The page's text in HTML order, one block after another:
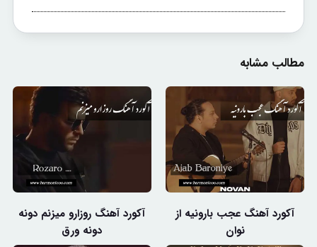
مطالب مشابه
آکورد آهنگ عجب بارونیه از
نوان
آکورد آهنگ روزارو میزنم دونه
دونه ورق